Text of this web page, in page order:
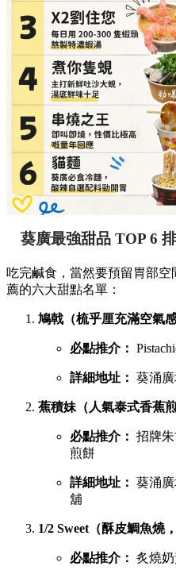
葵廣最強甜品 TOP 6
吃完鹹食，當然要預留胃部
薦的六大甜點名單：
鳩戟（梳乎厘充滿空氣
必點推介：
詳細地址： 葵涌
蕉積妹（人氣泰式香蕉
必點推介： 招牌
煎餅
詳細地址： 葵涌廣
舖
1/2 Sweet（酥皮鯛魚燒
必點推介： 炙燒